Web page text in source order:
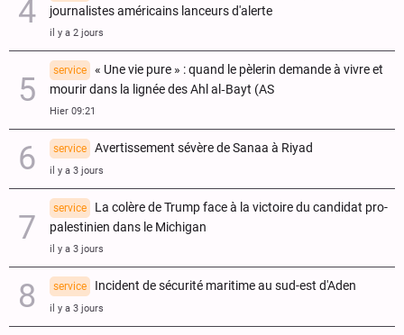
journalistes américains lanceurs d'alerte
il y a 2 jours
service
« Une vie pure » : quand le pèlerin demande à vivre et
mourir dans la lignée des Ahl al‑Bayt (AS
Hier 09:21
service Avertissement sévère de Sanaa à Riyad
il y a 3 jours
service
La colère de Trump face à la victoire du candidat pro-
palestinien dans le Michigan
il y a 3 jours
service Incident de sécurité maritime au sud-est d'Aden
il y a 3 jours